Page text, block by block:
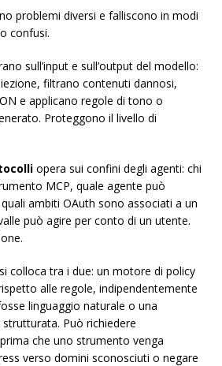
problemi diversi e falliscono in modi
confusi.
sull’input e sull’output del modello:
filtrano contenuti dannosi,
e applicano regole di tono o
Proteggono il livello di
opera sui confini degli agenti: chi
MCP, quale agente può
ambiti OAuth sono associati a un
può agire per conto di un utente.
si colloca tra i due: un motore di policy
alle regole, indipendentemente
linguaggio naturale o una
Può richiedere
che uno strumento venga
verso domini sconosciuti o negare